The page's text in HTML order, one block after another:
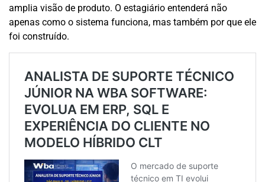
amplia visão de produto. O estagiário entenderá não
apenas como o sistema funciona, mas também por que ele
foi construído.